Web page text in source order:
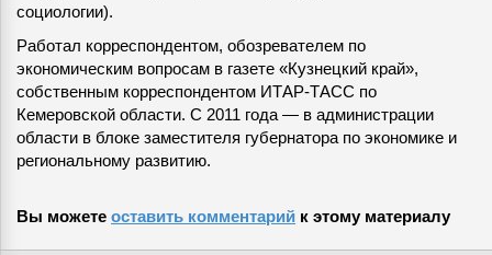
социологии).
Работал корреспондентом, обозревателем по
экономическим вопросам в газете «Кузнецкий край»,
собственным корреспондентом ИТАР-ТАСС по
Кемеровской области. С 2011 года — в администрации
области в блоке заместителя губернатора по экономике и
региональному развитию.
Вы можете оставить комментарий к этому материалу